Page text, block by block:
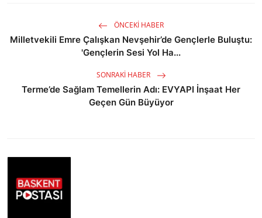
ÖNCEKI HABER
Milletvekili Emre Çalışkan Nevşehir’de Gençlerle Buluştu:
'Gençlerin Sesi Yol Ha...
SONRAKI HABER
Terme’de Sağlam Temellerin Adı: EVYAPI İnşaat Her
Geçen Gün Büyüyor